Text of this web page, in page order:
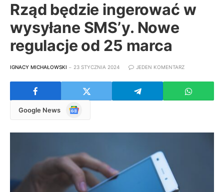
Rząd będzie ingerować w
wysyłane SMS’y. Nowe
regulacje od 25 marca
IGNACY MICHAŁOWSKI 23 STYCZNIA 2024 JEDEN KOMENTARZ
Google News
Google